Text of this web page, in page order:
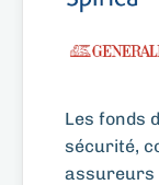
Les fonds
sécurité,
assureurs